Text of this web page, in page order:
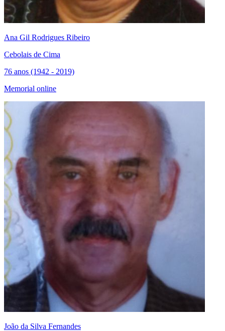
Ana Gil Rodrigues Ribeiro
Cebolais de Cima
76 anos (1942 - 2019)
Memorial online
João da Silva Fernandes